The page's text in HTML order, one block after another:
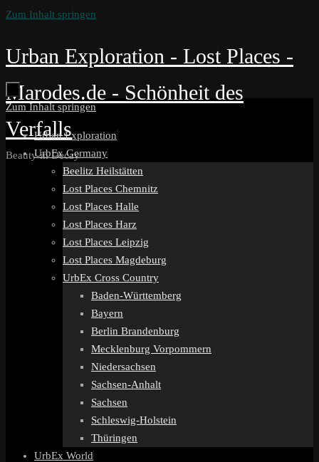
Zum Inhalt springen
Urban Exploration - Lost Places -
Marodes.de - Schönheit des
Verfalls
Beauty in Decay
Zum Inhalt springen
Urban Exploration
UrbEx Germany
Beelitz Heilstätten
Lost Places Chemnitz
Lost Places Halle
Lost Places Harz
Lost Places Leipzig
Lost Places Magdeburg
UrbEx Cross Country
Baden-Württemberg
Bayern
Berlin Brandenburg
Mecklenburg Vorpommern
Niedersachsen
Sachsen-Anhalt
Sachsen
Schleswig-Holstein
Thüringen
UrbEx World